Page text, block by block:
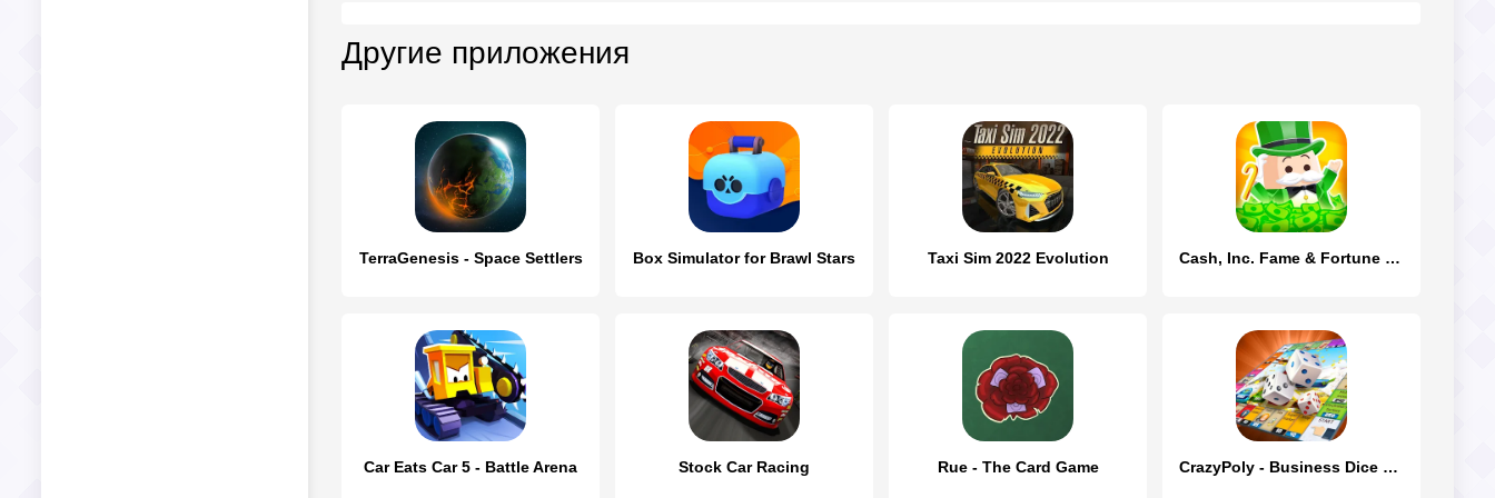
Другие приложения
TerraGenesis - Space Settlers Box Simulator for Brawl Stars Taxi Sim 2022 Evolution Cash, Inc. Fame & Fortune Game
Car Eats Car 5 - Battle Arena Stock Car Racing Rue - The Card Game CrazyPoly - Business Dice Game